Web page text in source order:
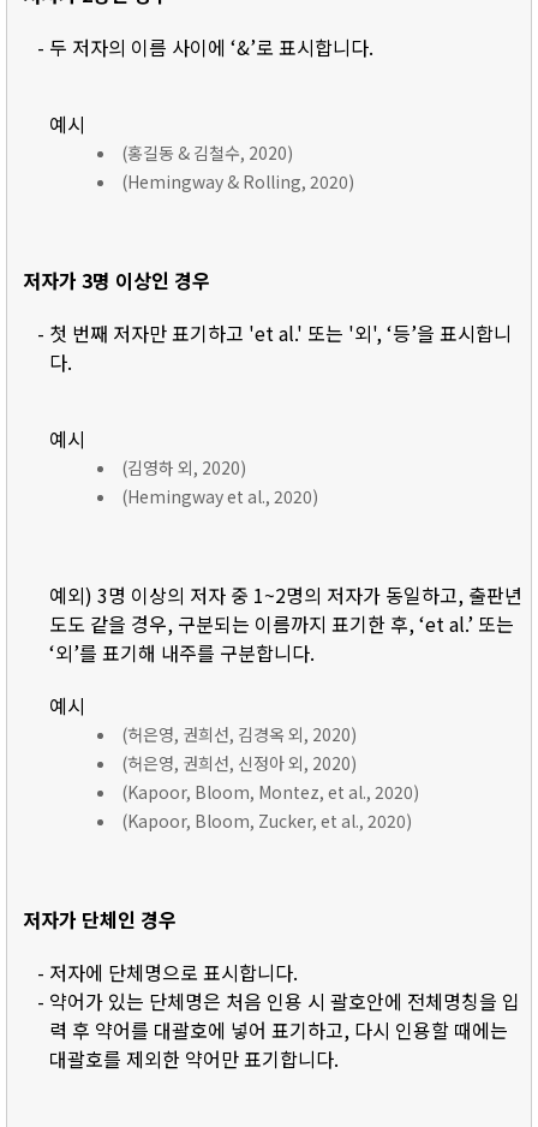
- 두 저자의 이름 사이에 ‘&’로 표시합니다.
예시
(홍길동 & 김철수, 2020)
(Hemingway & Rolling, 2020)
저자가 3명 이상인 경우
- 첫 번째 저자만 표기하고 'et al.' 또는 '외', ‘등’을 표시합니
다.
예시
(김영하 외, 2020)
(Hemingway et al., 2020)
예외) 3명 이상의 저자 중 1~2명의 저자가 동일하고, 출판년
도도 같을 경우, 구분되는 이름까지 표기한 후, ‘et al.’ 또는
‘외’를 표기해 내주를 구분합니다.
예시
(허은영, 권희선, 김경옥 외, 2020)
(허은영, 권희선, 신정아 외, 2020)
(Kapoor, Bloom, Montez, et al., 2020)
(Kapoor, Bloom, Zucker, et al., 2020)
저자가 단체인 경우
- 저자에 단체명으로 표시합니다.
- 약어가 있는 단체명은 처음 인용 시 괄호안에 전체명칭을 입
력 후 약어를 대괄호에 넣어 표기하고, 다시 인용할 때에는
대괄호를 제외한 약어만 표기합니다.